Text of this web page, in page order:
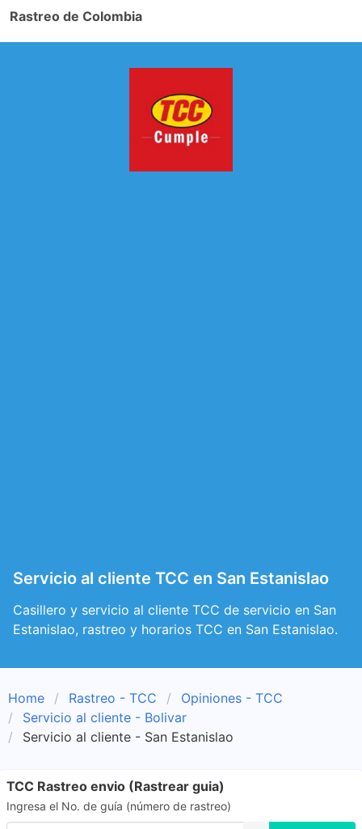
Rastreo de Colombia
Servicio al cliente TCC en San Estanislao
Casillero y servicio al cliente TCC de servicio en San
Estanislao, rastreo y horarios TCC en San Estanislao.
Home Rastreo - TCC
Opiniones - TCC
Servicio al cliente - Bolivar
Servicio al cliente - San Estanislao
TCC Rastreo envio (Rastrear guia)
Ingresa el No. de guía (número de rastreo)